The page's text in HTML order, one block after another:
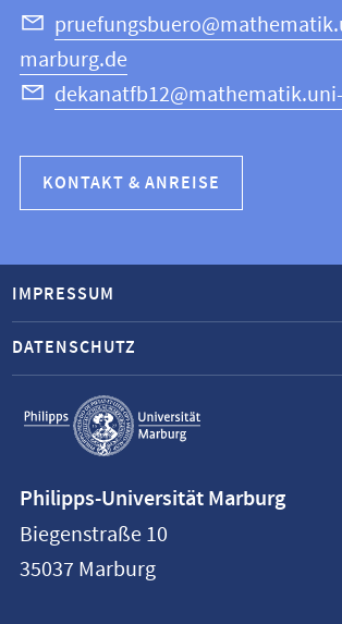
marburg.de
KONTAKT & ANREISE
Service-
Navigation
IMPRESSUM
DATENSCHUTZ
Philipps-
Universität
Marburg
Philipps-Universität Marburg
Biegenstraße 10
35037 Marburg